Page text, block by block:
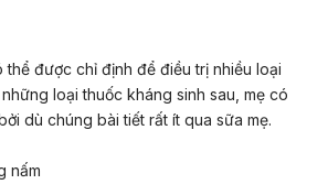
thể được chỉ định để điều trị nhiều loại
loại thuốc kháng sinh sau, mẹ có
dù chúng bài tiết rất ít qua sữa mẹ.
nấm